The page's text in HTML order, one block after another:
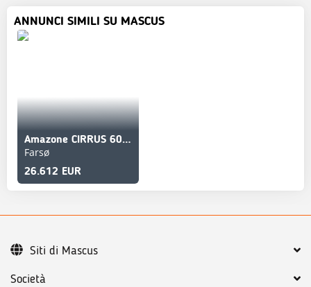
ANNUNCI SIMILI SU MASCUS
Amazone CIRRUS 6001S 6M
Farsø
26.612 EUR
Società
Siti di Mascus